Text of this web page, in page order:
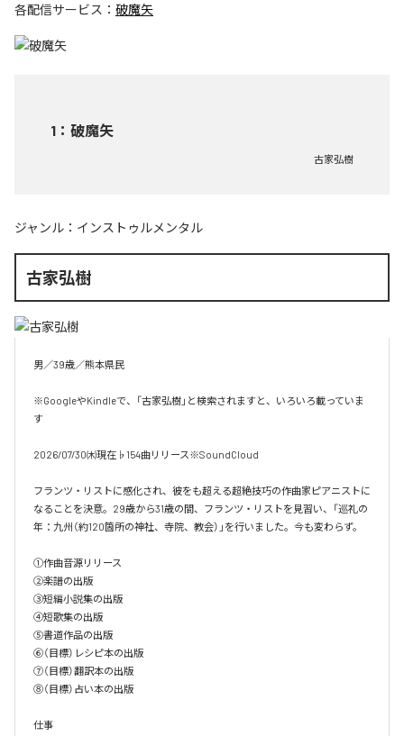
各配信サービス： 破魔矢
1 ： 破魔矢
古家弘樹
ジャンル： インストゥルメンタル
古家弘樹
男／39歳／熊本県民
※GoogleやKindleで、「古家弘樹」と検索されますと、いろいろ載っていま
す
2026/07/30㈭現在♭154曲リリース※SoundCloud
フランツ・リストに感化され、彼をも超える超絶技巧の作曲家ピアニストに
なることを決意。29歳から31歳の間、フランツ・リストを見習い、「巡礼の
年：九州（約120箇所の神社、寺院、教会）」を行いました。今も変わらず。
①作曲音源リリース
②楽譜の出版
③短編小説集の出版
④短歌集の出版
⑤書道作品の出版
⑥（目標）レシピ本の出版
⑦（目標）翻訳本の出版
⑧（目標）占い本の出版
仕事